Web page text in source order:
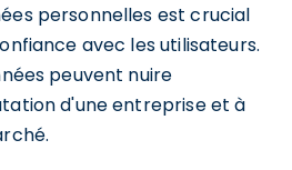
personnelles est crucial
avec les utilisateurs.
peuvent nuire
d'une entreprise et à